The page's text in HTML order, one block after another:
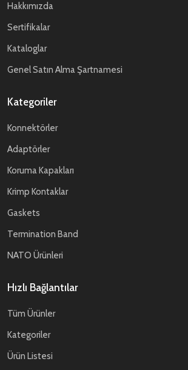
Hakkımızda
Sertifikalar
Kataloglar
Genel Satın Alma Şartnamesi
Kategoriler
Konnektörler
Adaptörler
Koruma Kapakları
Krimp Kontaklar
Gaskets
Termination Band
NATO Ürünleri
Hızlı Bağlantılar
Tüm Ürünler
Kategoriler
Ürün Listesi